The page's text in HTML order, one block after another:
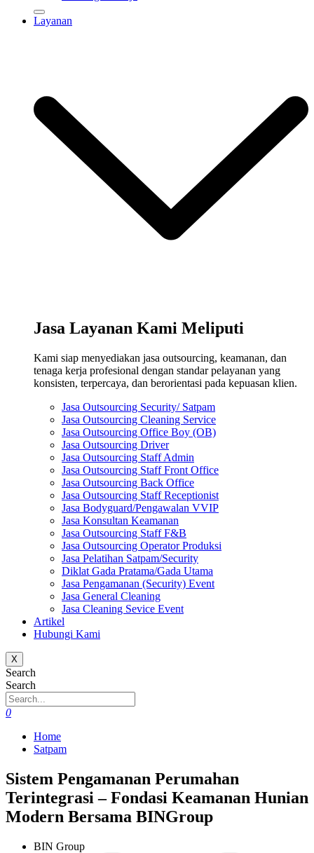
Layanan
Jasa Layanan Kami Meliputi
Kami siap menyediakan jasa outsourcing, keamanan, dan
tenaga kerja profesional dengan standar pelayanan yang
konsisten, terpercaya, dan berorientasi pada kepuasan klien.
Jasa Outsourcing Security/ Satpam
Jasa Outsourcing Cleaning Service
Jasa Outsourcing Office Boy (OB)
Jasa Outsourcing Driver
Jasa Outsourcing Staff Admin
Jasa Outsourcing Staff Front Office
Jasa Outsourcing Back Office
Jasa Outsourcing Staff Receptionist
Jasa Bodyguard/Pengawalan VVIP
Jasa Konsultan Keamanan
Jasa Outsourcing Staff F&B
Jasa Outsourcing Operator Produksi
Jasa Pelatihan Satpam/Security
Diklat Gada Pratama/Gada Utama
Jasa Pengamanan (Security) Event
Jasa General Cleaning
Jasa Cleaning Sevice Event
Artikel
Hubungi Kami
X
Search
Search
0
Home
Satpam
Sistem Pengamanan Perumahan
Terintegrasi – Fondasi Keamanan Hunian
Modern Bersama BINGroup
BIN Group